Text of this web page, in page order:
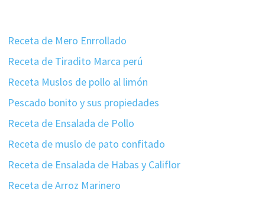
Receta de Mero Enrrollado
Receta de Tiradito Marca perú
Receta Muslos de pollo al limón
Pescado bonito y sus propiedades
Receta de Ensalada de Pollo
Receta de muslo de pato confitado
Receta de Ensalada de Habas y Califlor
Receta de Arroz Marinero